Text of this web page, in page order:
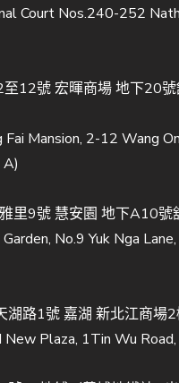
Court Nos.240-252
12號 宏暉商場 地下20號
Fai Mansion, 2-12 Wang
里9號 慧安園 地下A10號
No.9 Yuk Nga
湖路1號 嘉湖 新北江商場
Plaza, 1Tin Wu Road,